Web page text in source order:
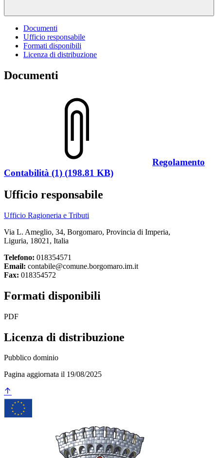
Documenti
Ufficio responsabile
Formati disponibili
Licenza di distribuzione
Documenti
Regolamento
Contabilità (1) (198.81 KB)
Ufficio responsabile
Ufficio Ragioneria e Tributi
Via L. Ameglio, 34, Borgomaro, Provincia di Imperia,
Liguria, 18021, Italia
Telefono: 018354571
Email: contabile@comune.borgomaro.im.it
Fax: 018354572
Formati disponibili
PDF
Licenza di distribuzione
Pubblico dominio
Pagina aggiornata il 19/08/2025